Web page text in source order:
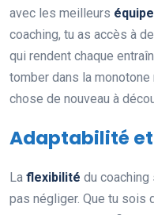
avec les meilleurs
coaching, tu as accès à
qui rendent chaque
tomber dans la
chose de nouveau à
Adaptabilité
La flexibilité du coaching
pas négliger. Que tu sois